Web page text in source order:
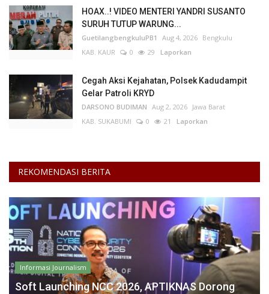
HOAX..! VIDEO MENTERI YANDRI SUSANTO
SURUH TUTUP WARUNG...
GuetilangbengkuluPB1 Aug 4, 2026 Bengkulu
KAB. KAUR
0 29 Laporkan
Cegah Aksi Kejahatan, Polsek Kadudampit
Gelar Patroli KRYD
DARSONO BUDIMAN Aug 2, 2026 Jawa Barat
KAB. SUKABUMI
0 21 Laporkan
REKOMENDASI BERITA
Informasi Journalism
Soft Launching NCC 2026, APTIKNAS Dorong